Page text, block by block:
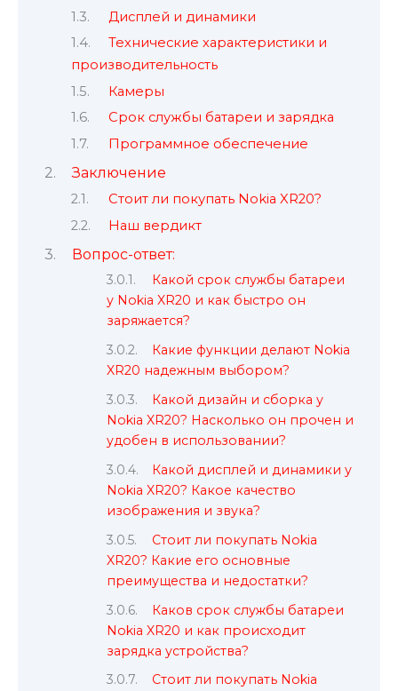
Дисплей и динамики
Технические характеристики и
производительность
Камеры
Срок службы батареи и зарядка
Программное обеспечение
Заключение
Стоит ли покупать Nokia XR20?
Наш вердикт
Вопрос-ответ:
Какой срок службы батареи
у Nokia XR20 и как быстро он
заряжается?
Какие функции делают Nokia
XR20 надежным выбором?
Какой дизайн и сборка у
Nokia XR20? Насколько он прочен и
удобен в использовании?
Какой дисплей и динамики у
Nokia XR20? Какое качество
изображения и звука?
Стоит ли покупать Nokia
XR20? Какие его основные
преимущества и недостатки?
Каков срок службы батареи
Nokia XR20 и как происходит
зарядка устройства?
Стоит ли покупать Nokia